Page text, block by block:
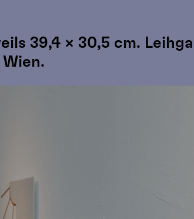
39,4 × 30,5 cm.
Wien.